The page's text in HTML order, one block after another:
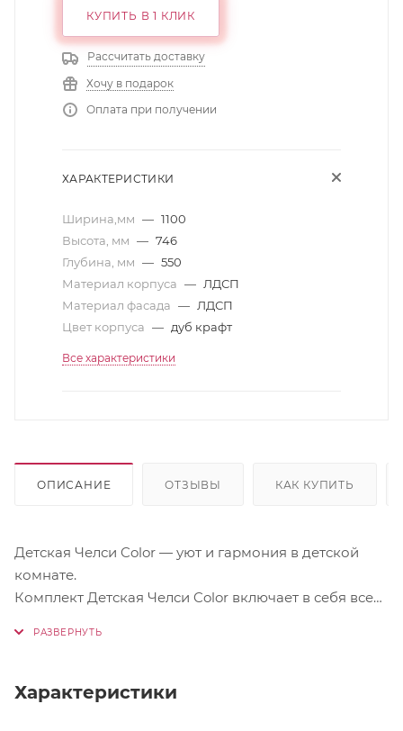
КУПИТЬ В 1 КЛИК
Рассчитать доставку
Хочу в подарок
Оплата при получении
ХАРАКТЕРИСТИКИ
Ширина,мм — 1100
Высота, мм — 746
Глубина, мм — 550
Материал корпуса — ЛДСП
Материал фасада — ЛДСП
Цвет корпуса — дуб крафт
Все характеристики
ОПИСАНИЕ ОТЗЫВЫ КАК КУПИТЬ
Детская Челси Color — уют и гармония в детской
комнате.
Комплект Детская Челси Color включает в себя все
качественного ЛДСП, что обеспечивает
Характеристики